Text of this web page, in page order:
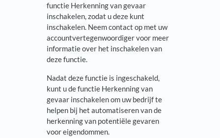
functie Herkenning van gevaar
inschakelen, zodat u deze kunt
inschakelen. Neem contact op met uw
accountvertegenwoordiger voor meer
informatie over het inschakelen van
deze functie.
Nadat deze functie is ingeschakeld,
kunt u de functie Herkenning van
gevaar inschakelen om uw bedrijf te
helpen bij het automatiseren van de
herkenning van potentiële gevaren
voor eigendommen.